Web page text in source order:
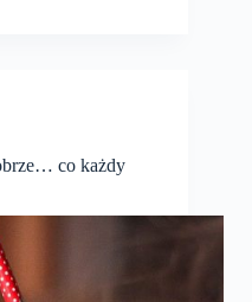
co każdy